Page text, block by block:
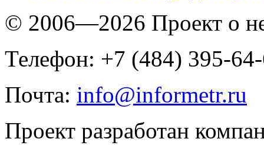
© 2006—2026 Проект о
Телефон: +7 (484) 395-
Почта: info@informetr.ru
Проект разработан